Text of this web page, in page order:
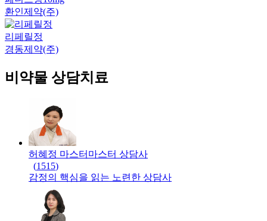
환인제약(주)
리페릴정
경동제약(주)
비약물 상담치료
허혜정 마스터 마스터 상담사
(1515)
감정의 핵심을 읽는 노련한 상담사